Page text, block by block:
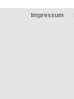
Impressum